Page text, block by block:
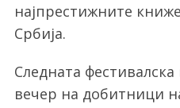
најпрестижните
Србија.
Следната
вечер на добитници